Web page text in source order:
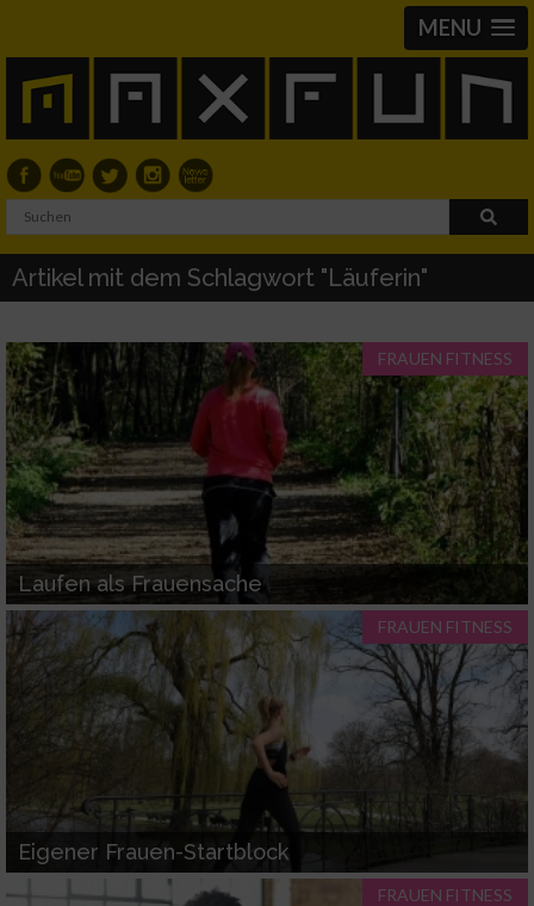
MENU
Artikel mit dem Schlagwort "Läuferin"
FRAUEN FITNESS
Laufen als Frauensache
FRAUEN FITNESS
Eigener Frauen-Startblock
FRAUEN FITNESS